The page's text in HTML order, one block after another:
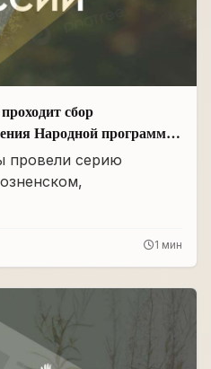
сбор
Народной программы
провели серию
1 мин